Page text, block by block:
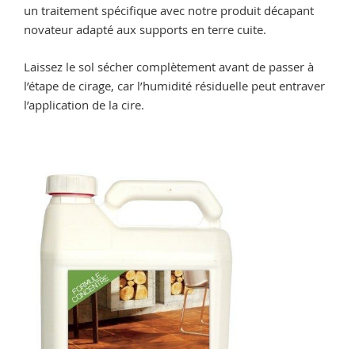
un traitement spécifique avec notre produit décapant
novateur adapté aux supports en terre cuite.
Laissez le sol sécher complètement avant de passer à
l’étape de cirage, car l’humidité résiduelle peut entraver
l’application de la cire.